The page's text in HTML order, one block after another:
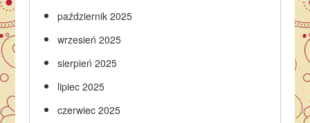
październik 2025
wrzesień 2025
sierpień 2025
lipiec 2025
czerwiec 2025